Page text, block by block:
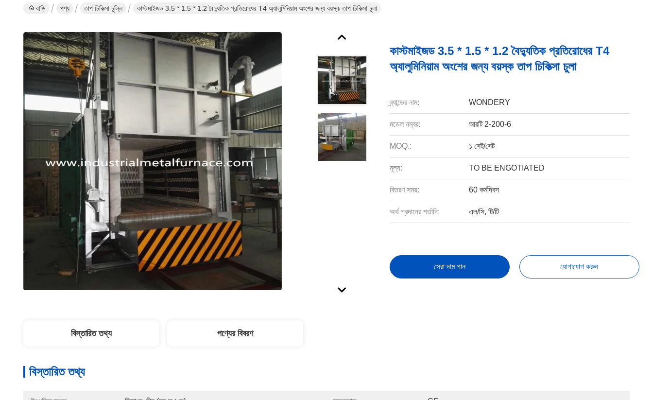
বাড়ি পণ্য তাপ চিকিত্সা চুল্লি কাস্টমাইজড 3.5 * 1.5 * 1.2 বৈদ্যুতিক প্রতিরোধের T4 অ্যালুমিনিয়াম অংশের জন্য বয়স্ক তাপ চিকিত্সা চুলা
কাস্টমাইজড 3.5 * 1.5 * 1.2 বৈদ্যুতিক প্রতিরোধের T4
অ্যালুমিনিয়াম অংশের জন্য বয়স্ক তাপ চিকিত্সা চুলা
ব্র্যান্ডের নাম: WONDERY
মডেল নম্বর: আরটি 2-200-6
MOQ.: ১ সেট/সেট
মূল্য: TO BE ENGOTIATED
বিতরণ সময়: 60 কর্মদিবস
অর্থ প্রদানের শর্তাদি: এল/সি, টি/টি
সেরা দাম পান যোগাযোগ করুন
বিস্তারিত তথ্য পণ্যের বিবরণ
বিস্তারিত তথ্য